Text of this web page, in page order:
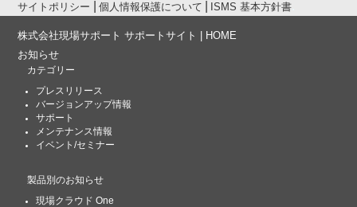
サイトポリシー 個人情報保護について ISMS 基本方針書
株式会社現場サポート サポートサイト | HOME
お知らせ
カテゴリー
プレスリリース
バージョンアップ情報
サポート
メンテナンス情報
イベント/セミナー
製品別のお知らせ
現場クラウド One